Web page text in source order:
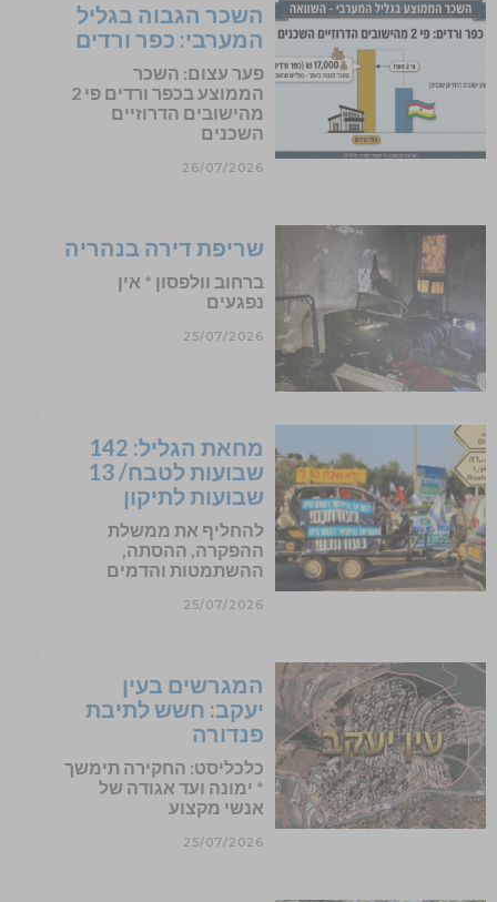
השכר הגבוה בגליל
המערבי: כפר ורדים
פער עצום: השכר
הממוצע בכפר ורדים פי 2
מהישובים הדרוזיים
השכנים
26/07/2026
שריפת דירה בנהריה
ברחוב וולפסון * אין
נפגעים
25/07/2026
מחאת הגליל: 142
שבועות לטבח/ 13
שבועות לתיקון
להחליף את ממשלת
ההפקרה, ההסתה,
ההשתמטות והדמים
25/07/2026
המגרשים בעין
יעקב: חשש לתיבת
פנדורה
כלכליסט: החקירה תימשך
* ימונה ועד אגודה של
אנשי מקצוע
25/07/2026